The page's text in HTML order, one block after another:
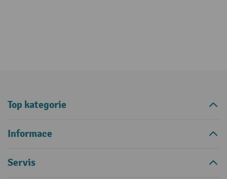
Top kategorie
Informace
Servis